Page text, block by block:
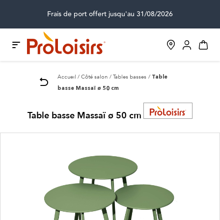
Frais de port offert jusqu'au 31/08/2026
Accueil Côté salon Tables basses Table
basse Massaï ø 50 cm
Table basse Massaï ø 50 cm